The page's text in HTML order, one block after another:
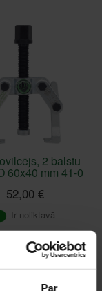
Par
2 balstu
60x40 mm 41-0
52,00 €
Ir noliktavā